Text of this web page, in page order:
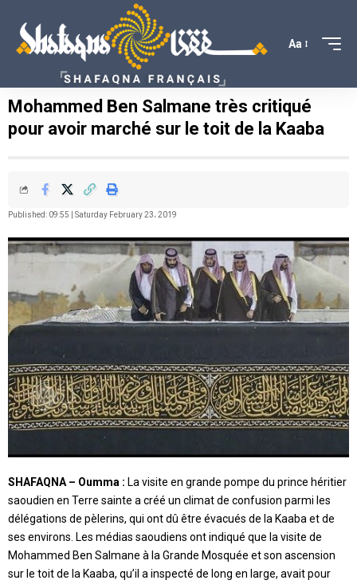
Aa
Mohammed Ben Salmane très critiqué
pour avoir marché sur le toit de la Kaaba
Published: 09:55 | Saturday February 23، 2019
SHAFAQNA – Oumma : La visite en grande pompe du prince héritier
saoudien en Terre sainte a créé un climat de confusion parmi les
délégations de pèlerins, qui ont dû être évacués de la Kaaba et de
ses environs. Les médias saoudiens ont indiqué que la visite de
Mohammed Ben Salmane à la Grande Mosquée et son ascension
sur le toit de la Kaaba, qu’il a inspecté de long en large, avait pour